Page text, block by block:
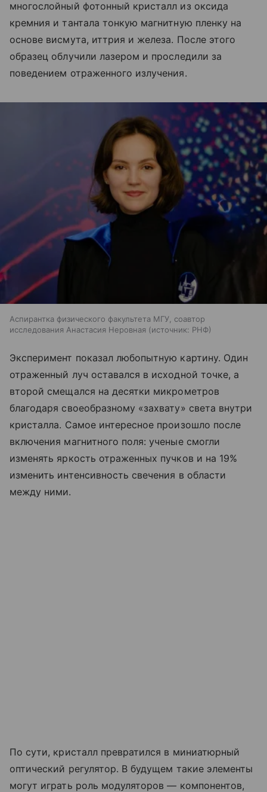
многослойный фотонный кристалл из оксида
кремния и тантала тонкую магнитную пленку на
основе висмута, иттрия и железа. После этого
образец облучили лазером и проследили за
поведением отраженного излучения.
Аспирантка физического факультета МГУ, соавтор
исследования Анастасия Неровная
источник: РНФ
Эксперимент показал любопытную картину. Один
отраженный луч оставался в исходной точке, а
второй смещался на десятки микрометров
благодаря своеобразному «захвату» света внутри
кристалла. Самое интересное произошло после
включения магнитного поля: ученые смогли
изменять яркость отраженных пучков и на 19%
изменить интенсивность свечения в области
между ними.
По сути, кристалл превратился в миниатюрный
оптический регулятор. В будущем такие элементы
могут играть роль модуляторов — компонентов,